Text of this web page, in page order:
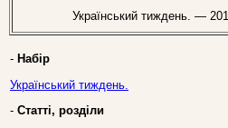
Український тиждень. —
- Набір
Український тиждень.
- Статті, розділи